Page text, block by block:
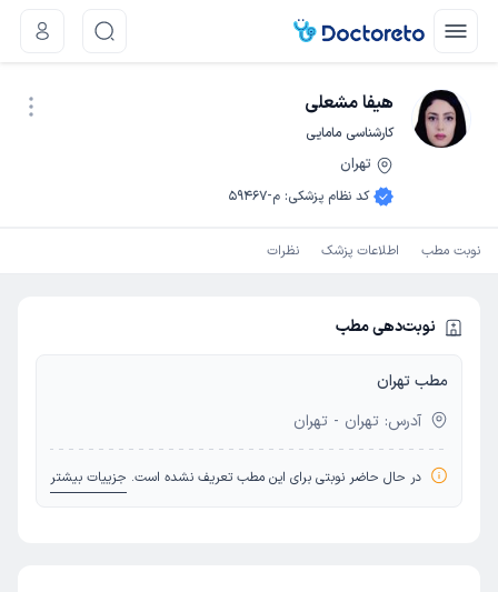
هیفا مشعلی
کارشناسی مامایی
تهران
کد نظام پزشکی: م-59467
نوبت مطب اطلاعات پزشک نظرات
نوبت‌دهی مطب
مطب تهران
آدرس: تهران - تهران
در حال حاضر نوبتی برای این مطب تعریف نشده است. جزییات بیشتر